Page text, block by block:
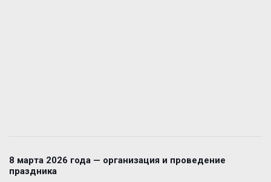
8 марта 2026 года — организация и проведение
праздника